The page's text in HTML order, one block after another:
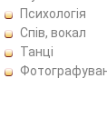
Психологія
Спів, вокал
Танці